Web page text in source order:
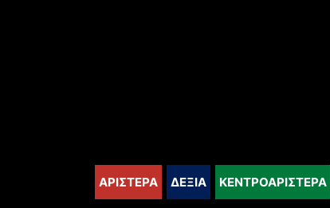
ΑΡΙΣΤΕΡΑ ΔΕΞΙΑ ΚΕΝΤΡΟΑΡΙΣΤΕΡΑ